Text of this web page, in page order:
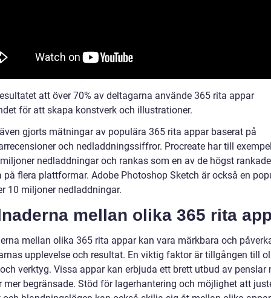
att över 70% av deltagarna använde 365 rita appar
för att skapa konstverk och illustrationer.
gjorts mätningar av populära 365 rita appar baserat på
och nedladdningssiffror. Procreate har till
nedladdningar och rankas som en av de högst
på flera plattformar. Adobe Photoshop Sketch är också en
10 miljoner nedladdningar.
mellan olika 365 rita
mellan olika 365 rita appar kan vara märkbara och
upplevelse och resultat. En viktig faktor är tillgången till
verktyg. Vissa appar kan erbjuda ett brett utbud av penslar
mer begränsade. Stöd för lagerhantering och möjlighet att